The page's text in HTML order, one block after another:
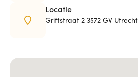
Locatie
Griftstraat 2 3572 GV Utrecht